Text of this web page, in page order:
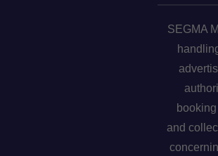
SEGMA
and